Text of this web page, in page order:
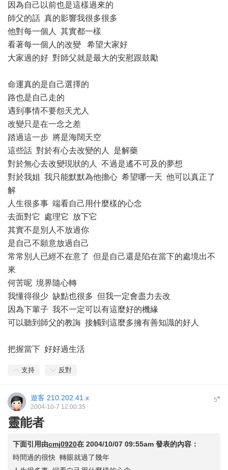
因為自己以前也是這樣過來的
師父的話 真的影響我很多很多
他對每一個人 其實都一樣
看著每一個人的改變 希望大家好
大家過的好 對師父就是最大的安慰跟鼓勵
命運真的是自己選擇的
路也是自己走的
遇到事情不要怨天尤人
改變只是在一念之差
踏過這一步 將是海闊天空
這些話 對於有心去改變的人 是解藥
對於無心去改變現狀的人 不過是遙不可及的夢想
對於我姐 我只能默默為他擔心 希望哪一天 他可以真正了
解
人生很多事 端看自己用什麼樣的心念
去面對它 處理它 放下它
其實不是別人不放過你
是自己不願意放過自己
常常別人已經不在意了 但是自己還是陷在當下的處境出不
來
何苦呢 境界隨心轉
我懂得很少 缺點也很多 但我一定會盡力去改
因為下輩子 我不一定可以有這麼好的機緣
可以聽到師父的教誨 接觸到這麼多擁有善知識的好人
把握當下 好好過生活
支持 反對
5#
遊客 210.202.41.x
2004-10-7 12:00:35
靈能者
下面引用由cmj0920在 2004/10/07 09:55am 發表的內容：
時間過的很快 轉眼就過了幾年